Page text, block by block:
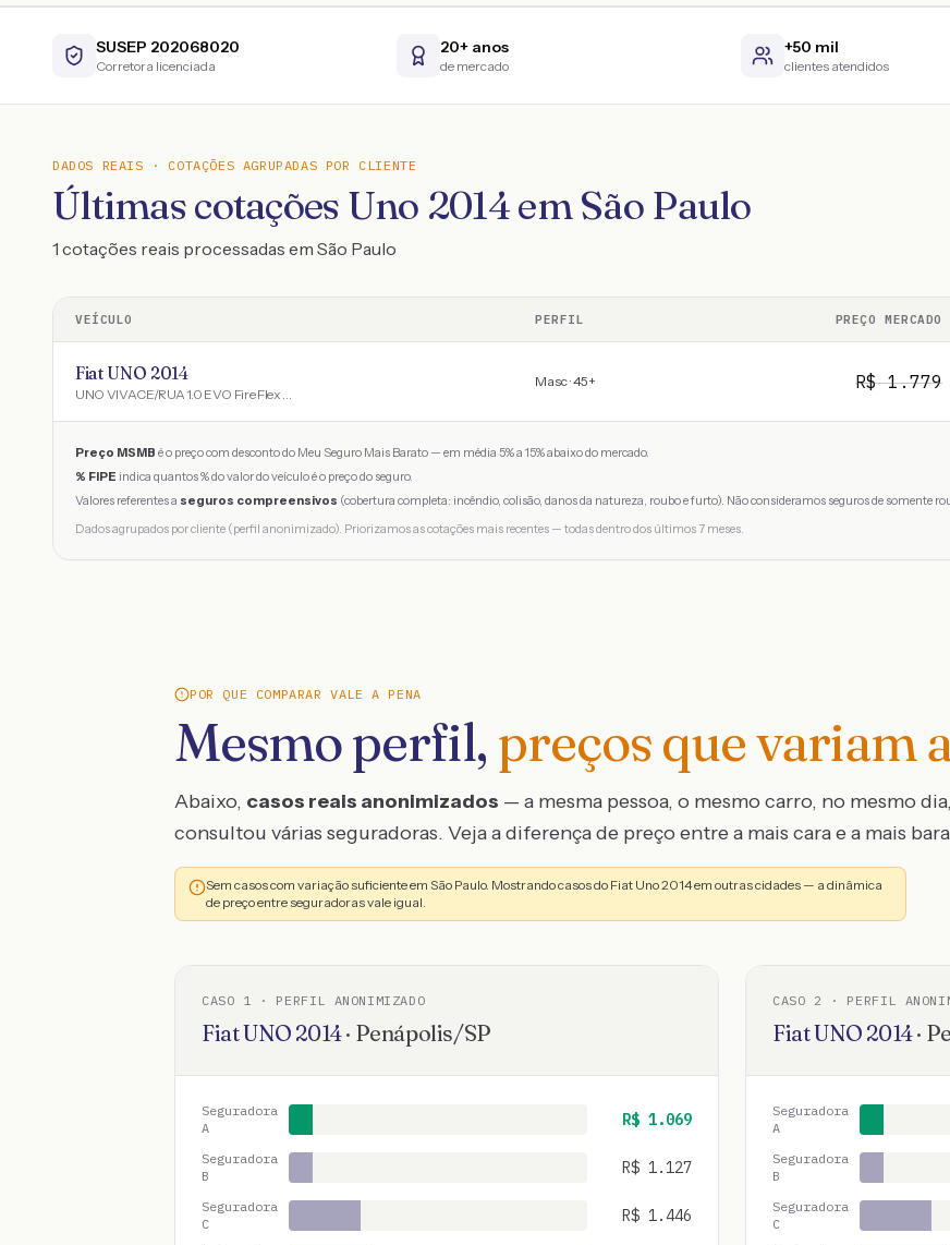
SUSEP 202068020
Corretora licenciada
20+ anos
de mercado
+50 mil
clientes atendidos
DADOS REAIS · COTAÇÕES AGRUPADAS POR CLIENTE
Últimas cotações Uno 2014 em São Paulo
1 cotações reais processadas em São Paulo
VEÍCULO PERFIL PREÇO MERCADO
Fiat UNO 2014
UNO VIVACE/RUA 1.0 EVO Fire Flex 8V 5p
Masc · 45+ R$1.779
Preço MSMB é o preço com desconto do Meu Seguro Mais Barato — em média 5% a 15% abaixo do mercado.
% FIPE indica quantos % do valor do veículo é o preço do seguro.
Valores referentes a seguros compreensivos (cobertura completa: incêndio, colisão, danos da natureza, roubo e furto). Não consideramos seguros de somente
Dados agrupados por cliente (perfil anonimizado). Priorizamos as cotações mais recentes — todas dentro dos últimos 7 meses.
POR QUE COMPARAR VALE A PENA
Mesmo perfil, preços que variam
Abaixo, casos reais anonimizados — a mesma pessoa, o mesmo carro, no mesmo dia,
consultou várias seguradoras. Veja a diferença de preço entre a mais cara e a mais
Sem casos com variação suficiente em São Paulo. Mostrando casos do Fiat Uno 2014 em outras cidades — a dinâmica
de preço entre seguradoras vale igual.
CASO 1 · PERFIL ANONIMIZADO
FiatUNO 2014· Penápolis/SP
Seguradora
A
R$ 1.069
Seguradora
B
R$ 1.127
Seguradora
C
R$ 1.446
CASO 2 · PERFIL
FiatUNO 2014·
Seguradora
A
Seguradora
B
Seguradora
C